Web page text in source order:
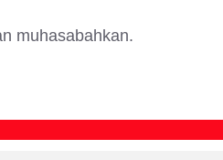
muhasabahkan.